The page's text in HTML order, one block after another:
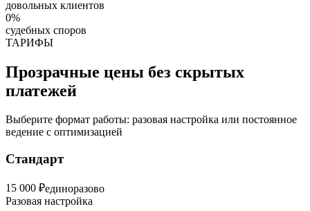
довольных клиентов
0%
судебных споров
ТАРИФЫ
Прозрачные цены без скрытых
платежей
Выберите формат работы: разовая настройка или постоянное
ведение с оптимизацией
Стандарт
15 000 ₽единоразово
Разовая настройка